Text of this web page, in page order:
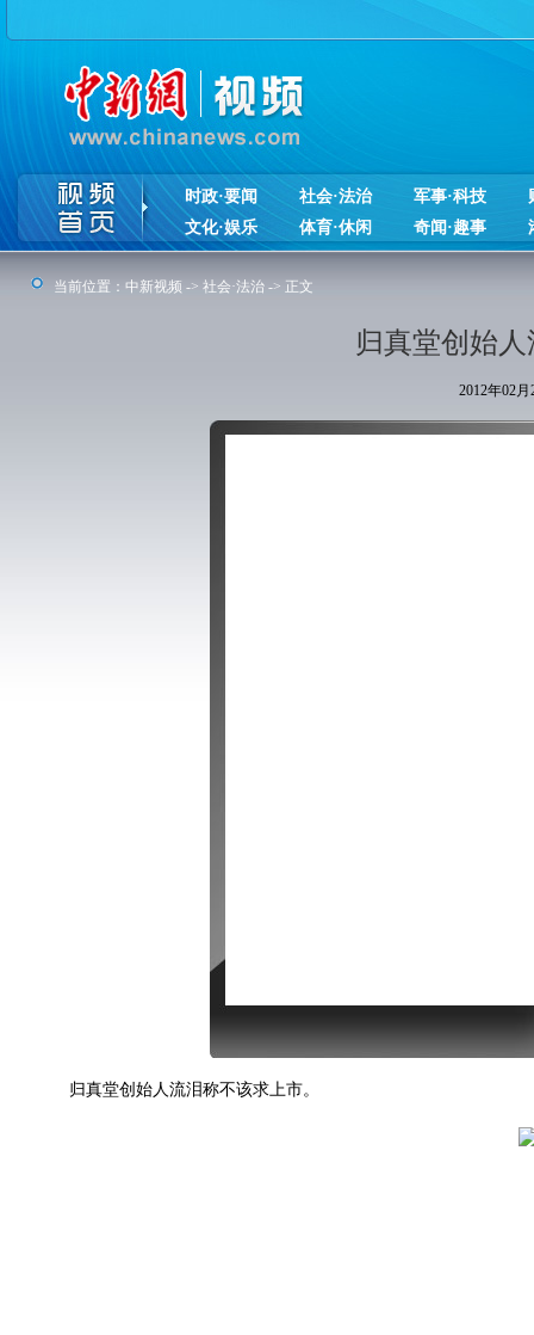
时政·要闻 社会·法治 军事·科技
文化·娱乐
体育·休闲 奇闻·趣事
当前位置： 中新视频 -> 社会·法治 -> 正文
归真堂创始
2012年02
归真堂创始人流泪称不该求上市。